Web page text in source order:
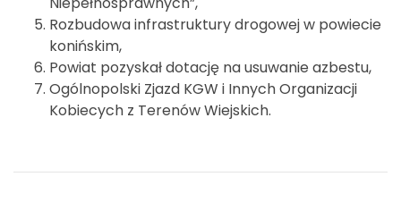
Rozbudowa infrastruktury drogowej w powiecie
konińskim,
Powiat pozyskał dotację na usuwanie azbestu,
Ogólnopolski Zjazd KGW i Innych Organizacji
Kobiecych z Terenów Wiejskich.